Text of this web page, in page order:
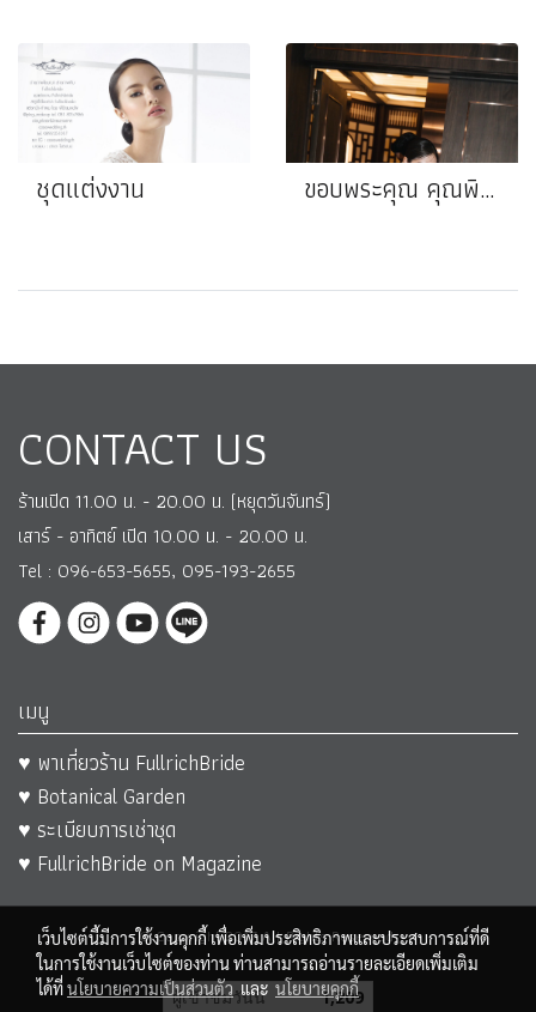
ชุดแต่งงาน ขอบพระคุณ คุณพิม❤️คุณต้น
CONTACT US
ร้านเปิด 11.00 น. - 20.00 น. (หยุดวันจันทร์)
เสาร์ - อาทิตย์ เปิด 10.00 น. - 20.00 น.
Tel : 096-653-5655, 095-193-2655
เมนู
♥ พาเที่ยวร้าน FullrichBride
♥ Botanical Garden
♥ ระเบียบการเช่าชุด
♥ FullrichBride on Magazine
© Copyright 2017 All Rights Reserved.
ผู้เข้าชมวันนี้ 1,209
เว็บไซต์นี้มีการใช้งานคุกกี้ เพื่อเพิ่มประสิทธิภาพและประสบการณ์ที่ดี
ในการใช้งานเว็บไซต์ของท่าน ท่านสามารถอ่านรายละเอียดเพิ่มเติม
ได้ที่นโยบายความเป็นส่วนตัวและนโยบายคุกกี้